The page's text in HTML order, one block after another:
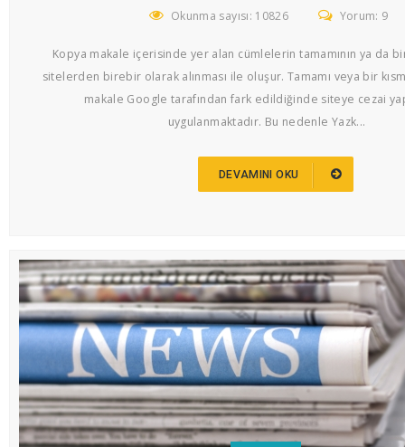
Okunma sayısı: 10826 Yorum: 9
Kopya makale içerisinde yer alan cümlelerin tamamının ya da
sitelerden birebir olarak alınması ile oluşur. Tamamı veya bir
makale Google tarafından fark edildiğinde siteye cezai
uygulanmaktadır. Bu nedenle Yazk...
DEVAMINI OKU